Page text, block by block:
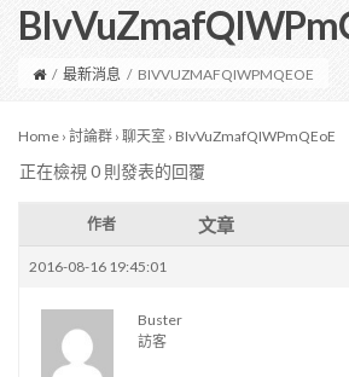
/ 最新消息 / BIVVUZMAFQIWPMQEOE
Home › 討論群 › 聊天室 › BIvVuZmafQIWPmQEoE
正在檢視 0 則發表的回覆
作者 文章
2016-08-16 19:45:01
Buster
訪客